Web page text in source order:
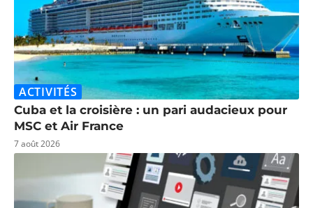
ACTIVITÉS
Cuba et la croisière : un pari audacieux pour
MSC et Air France
7 août 2026